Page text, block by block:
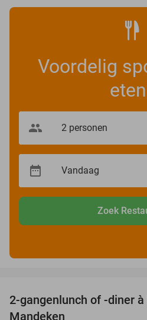
Voordelig
Zoek
2-gangenlunch of -diner
Mandeken